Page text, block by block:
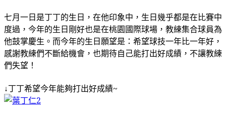
七月一日是丁丁的生日，在他印象中，生日幾乎都是在比賽中
度過，今年的生日剛好也是在桃園國際球場，教練集合球員為
他鼓掌慶生。而今年的生日願望是：希望球技一年比一年好，
感謝教練們不斷給機會，也期待自己能打出好成績，不讓教練
們失望！
↓丁丁希望今年能夠打出好成績~